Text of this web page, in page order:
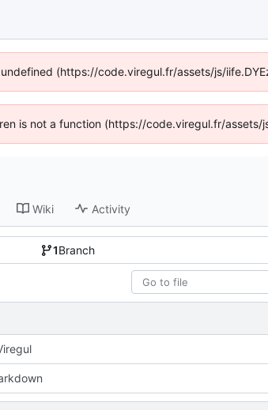
(https://code.viregul.fr/assets/js/
is not a function (https://code.viregul.fr/
Wiki Activity
1Branch